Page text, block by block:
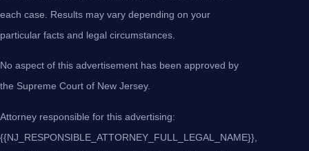
each case. Results may vary depending on your
particular facts and legal circumstances.
No aspect of this advertisement has been approved by
the Supreme Court of New Jersey.
Attorney responsible for this advertising:
{{NJ_RESPONSIBLE_ATTORNEY_FULL_LEGAL_NAME}},